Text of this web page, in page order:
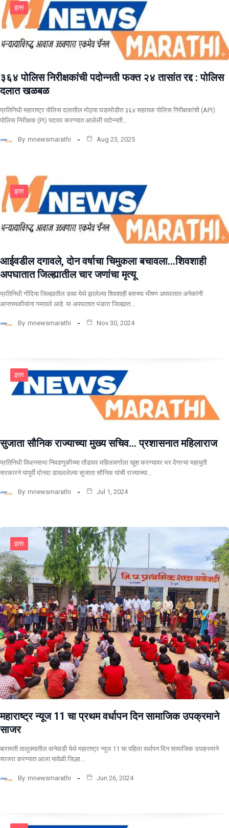
इतर
३६४ पोलिस निरीक्षकांची पदोन्नती फक्त २४ तासांत रद्द : पोलिस
दलात खळबळ
प्रतिनिधी महाराष्ट्र पोलिस दलातील मोठ्या घडामोडीत ३६४ सहायक पोलिस निरीक्षकांची (API)
पोलिस निरीक्षक (PI) पदावर करण्यात आलेली पदोन्नती…
By mnewsmarathi Aug 23, 2025
इतर
आईवडील दगावले, दोन वर्षाचा चिमुकला बचावला…शिवशाही
अपघातात जिल्ह्यातील चार जणांचा मृत्यू
प्रतिनिधी गोंदिया जिल्ह्यातील डव्वा येथे झालेल्या शिवशाही बसच्या भीषण अपघातात अनेकांनी
आप्तस्वकीयांना गमावले आहे. या अपघातात भंडारा जिल्ह्यात…
By mnewsmarathi Nov 30, 2024
इतर
सुजाता सौनिक राज्याच्या मुख्य सचिव… प्रशासनात महिलाराज
प्रतिनिधी विधानसभा निवडणुकीच्या तोंडावर महिलावर्गाला खूश करण्यावर भर देणाऱ्या महायुती
सरकारने यापूर्वी दोनदा डावललेल्या सुजाता सौनिक यांची राज्याच्या…
By mnewsmarathi Jul 1, 2024
इतर
महाराष्ट्र न्यूज 11 चा प्रथम वर्धापन दिन सामाजिक उपक्रमाने
साजर
बारामती तालुक्यातील वानेवाडी येथे महाराष्ट्र न्यूज 11 चा पहिला वर्धापन दिन सामाजिक उपक्रमाने
साजरा करण्यात आला यावेळी जिल्हा…
By mnewsmarathi Jun 26, 2024